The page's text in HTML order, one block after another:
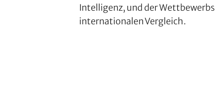
Intelligenz, und der
internationalen Vergleich.